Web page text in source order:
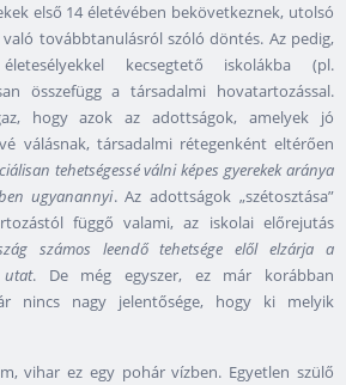
első 14 életévében bekövetkeznek, utolsó
továbbtanulásról szóló döntés. Az pedig,
kecsegtető iskolákba (pl.
összefügg a társadalmi hovatartozással.
hogy azok az adottságok, amelyek jó
válásnak, társadalmi rétegenként eltérően
tehetségessé válni képes gyerekek aránya
ugyanannyi. Az adottságok „szétosztása”
függő valami, az iskolai előrejutás
számos leendő tehetsége elől elzárja a
utat. De még egyszer, ez már korábban
nincs nagy jelentősége, hogy ki melyik
vihar ez egy pohár vízben. Egyetlen szülő